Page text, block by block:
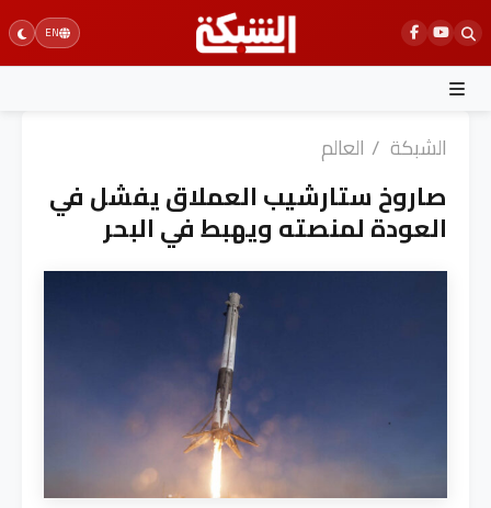
Skip
to
content
EN
الشبكة / العالم
صاروخ ستارشيب العملاق يفشل في
العودة لمنصته ويهبط في البحر